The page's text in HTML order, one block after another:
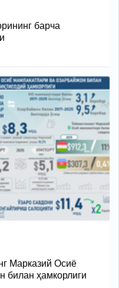
барча
Марказий Осиё
билан ҳамкорлиги